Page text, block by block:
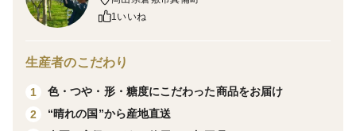
岡山県
※ 天候等により種が入る場合があります。
1いいね
生産者のこだわり
1
色・つや・形・糖度にこだわった商品をお届け
2
“晴れの国”から産地直送